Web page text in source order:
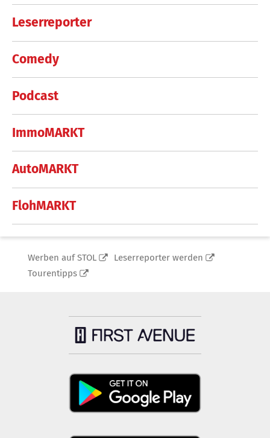
Leserreporter
Comedy
Podcast
ImmoMARKT
AutoMARKT
FlohMARKT
Werben auf STOL
Leserreporter werden
Tourentipps